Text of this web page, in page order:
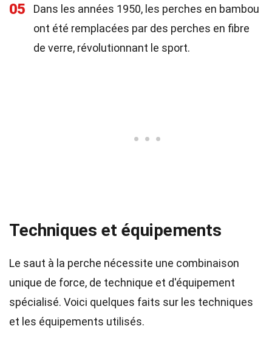
05
Dans les années 1950, les perches en bambou
ont été remplacées par des perches en fibre
de verre, révolutionnant le sport.
Techniques et équipements
Le saut à la perche nécessite une combinaison
unique de force, de technique et d'équipement
spécialisé. Voici quelques faits sur les techniques
et les équipements utilisés.